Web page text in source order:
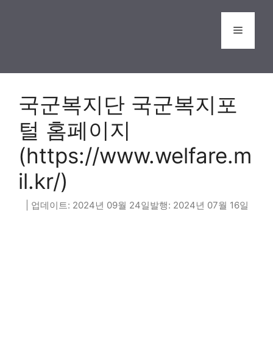
Menu
국군복지단 국군복지포
털 홈페이지
(https://www.welfare.m
il.kr/)
2024년 09월 24일 2024년 07월 16일